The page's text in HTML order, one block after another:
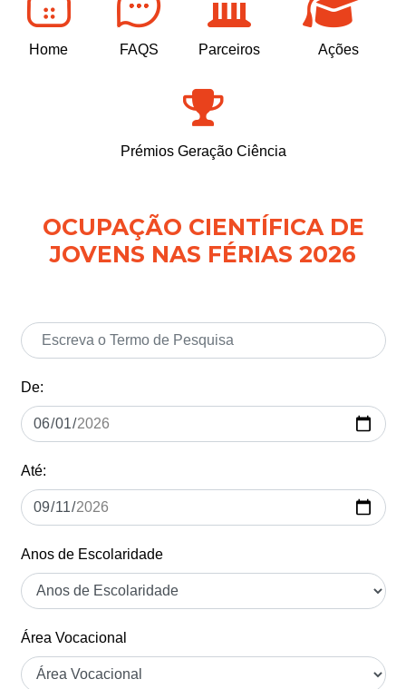
Home FAQS Parceiros Ações
Prémios Geração Ciência
OCUPAÇÃO CIENTÍFICA DE
JOVENS NAS FÉRIAS 2026
De:
Até:
Anos de Escolaridade
Área Vocacional